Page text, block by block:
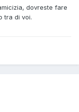
dovreste fare
tra di voi.